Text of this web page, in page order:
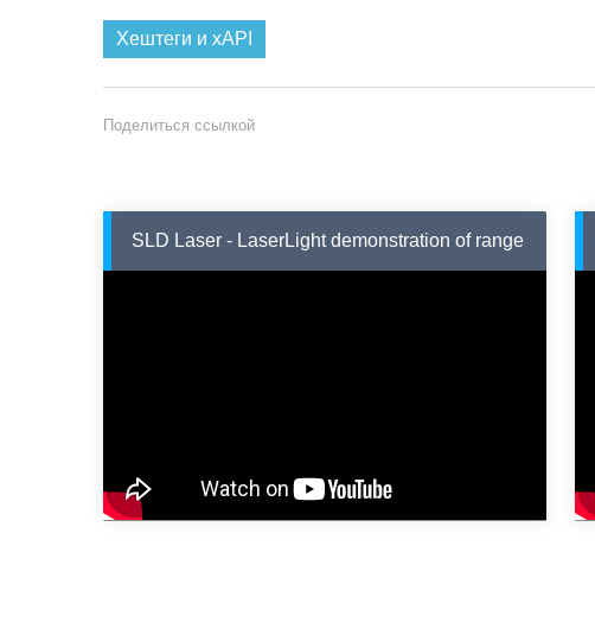
Хештеги и xAPI
Поделиться ссылкой
SLD Laser - LaserLight demonstration of range